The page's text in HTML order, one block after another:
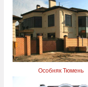
Особняк Тюмень